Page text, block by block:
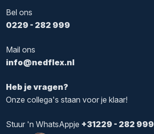
Heb je vragen?
Onze collega's staan voor je klaar!
Bel ons
0229 - 282 999
Mail ons
info@nedflex.nl
Stuur 'n WhatsAppje +31229 - 282 999